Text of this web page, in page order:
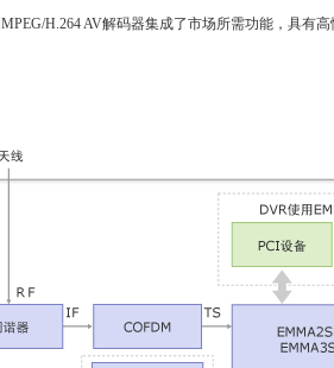
MPEG/H.264 AV解码器集成了市场所需功能，具有高